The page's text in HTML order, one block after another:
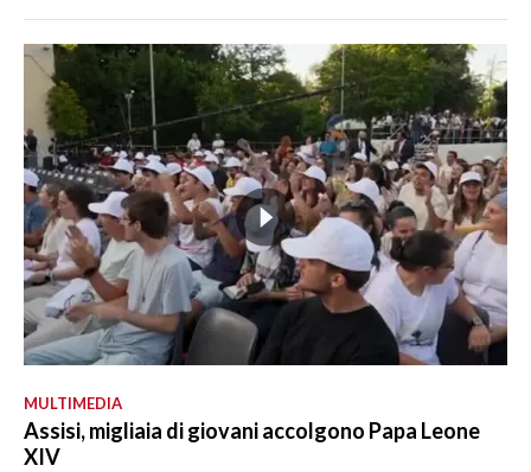
MULTIMEDIA
Assisi, migliaia di giovani accolgono Papa Leone
XIV